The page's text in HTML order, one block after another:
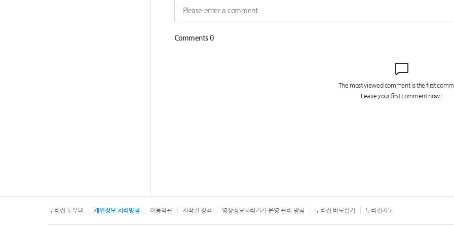
누리집 도우미 개인정보 처리방침 이용약관 저작권 정책 영상정보처리기기 운영·관리 방침 누리집 바로잡기 누리집지도